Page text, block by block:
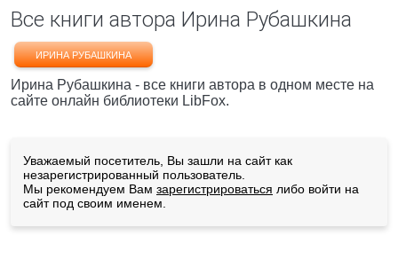
Все книги автора Ирина Рубашкина
ИРИНА РУБАШКИНА
Ирина Рубашкина - все книги автора в одном месте на
сайте онлайн библиотеки LibFox.
Уважаемый посетитель, Вы зашли на сайт как
незарегистрированный пользователь.
Мы рекомендуем Вам зарегистрироваться либо войти на
сайт под своим именем.